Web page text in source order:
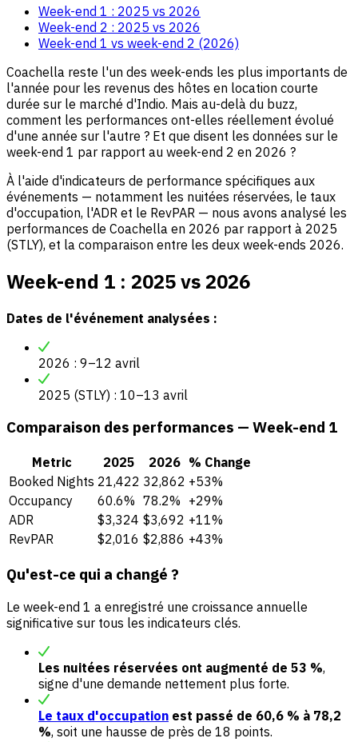
Week-end 1 : 2025 vs 2026
Week-end 2 : 2025 vs 2026
Week-end 1 vs week-end 2 (2026)
Coachella reste l'un des week-ends les plus importants de
l'année pour les revenus des hôtes en location courte
durée sur le marché d'Indio. Mais au-delà du buzz,
comment les performances ont-elles réellement évolué
d'une année sur l'autre ? Et que disent les données sur le
week-end 1 par rapport au week-end 2 en 2026 ?
À l'aide d'indicateurs de performance spécifiques aux
événements — notamment les nuitées réservées, le taux
d'occupation, l'ADR et le RevPAR — nous avons analysé les
performances de Coachella en 2026 par rapport à 2025
(STLY), et la comparaison entre les deux week-ends 2026.
Week-end 1 : 2025 vs 2026
Dates de l'événement analysées :
2026 : 9–12 avril
2025 (STLY) : 10–13 avril
Comparaison des performances — Week-end 1
Metric 2025 2026 % Change
Booked Nights 21,422 32,862 +53%
Occupancy
60.6% 78.2% +29%
ADR
$3,324 $3,692 +11%
RevPAR
$2,016 $2,886 +43%
Qu'est-ce qui a changé ?
Le week-end 1 a enregistré une croissance annuelle
significative sur tous les indicateurs clés.
Les nuitées réservées ont augmenté de 53 %,
signe d'une demande nettement plus forte.
Le taux d'occupation est passé de 60,6 % à 78,2
%, soit une hausse de près de 18 points.